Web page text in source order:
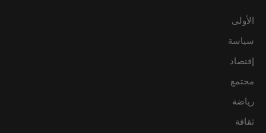
الأولى
سياسة
إقتصاد
مجتمع
رياضة
ثقافة